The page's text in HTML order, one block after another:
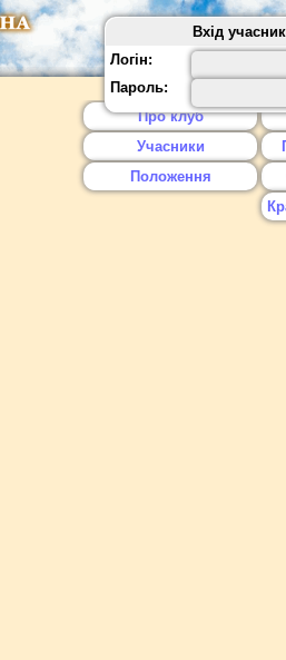
Вхід
Логін:
Пароль:
Про клуб
Учасники
Положення